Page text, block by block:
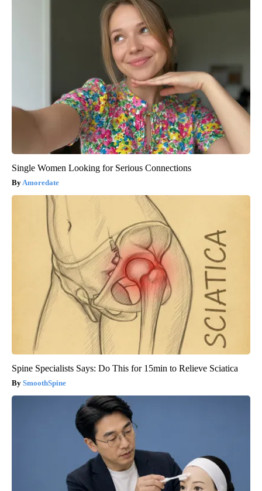
Single Women Looking for Serious Connections
Amoredate
Spine Specialists Says: Do This for 15min to Relieve Sciatica
SmoothSpine